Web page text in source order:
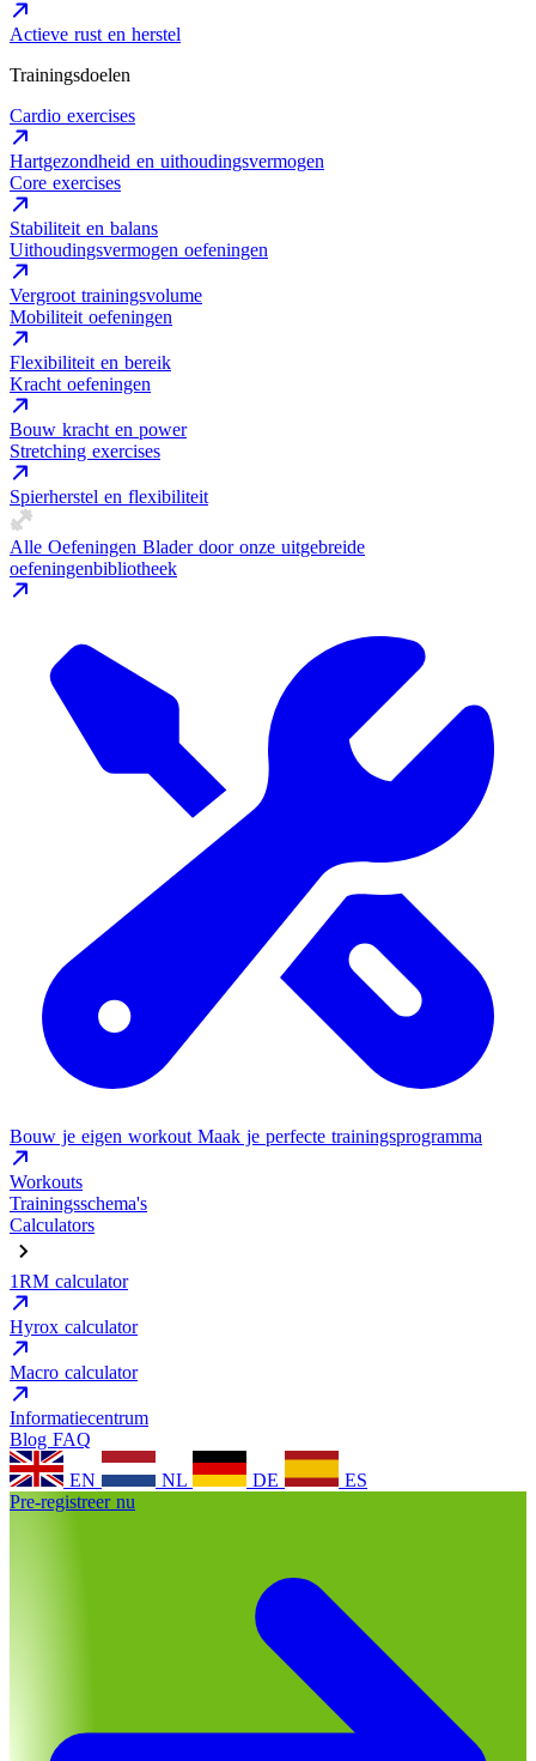
Actieve rust en herstel
Trainingsdoelen
Cardio exercises
Hartgezondheid en uithoudingsvermogen
Core exercises
Stabiliteit en balans
Uithoudingsvermogen oefeningen
Vergroot trainingsvolume
Mobiliteit oefeningen
Flexibiliteit en bereik
Kracht oefeningen
Bouw kracht en power
Stretching exercises
Spierherstel en flexibiliteit
Alle Oefeningen Blader door onze uitgebreide
oefeningenbibliotheek
Bouw je eigen workout Maak je perfecte trainingsprogramma
Workouts
Trainingsschema's
Calculators
1RM calculator
Hyrox calculator
Macro calculator
Informatiecentrum
Blog FAQ
EN
NL DE
ES
Pre-registreer nu